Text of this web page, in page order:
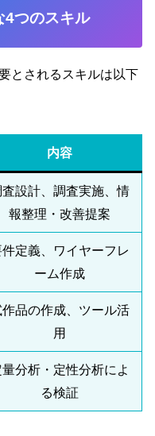
4つのスキル
とされるスキルは以下
内容
査設計、調査実施、情
報整理・改善提案
件定義、ワイヤーフレ
ーム作成
作品の作成、ツール活
用
量分析・定性分析によ
る検証